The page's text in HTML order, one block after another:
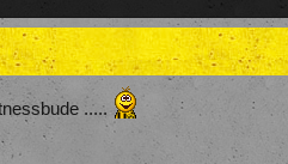
.....